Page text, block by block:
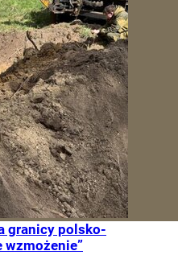
granicy polsko-
wzmożenie”